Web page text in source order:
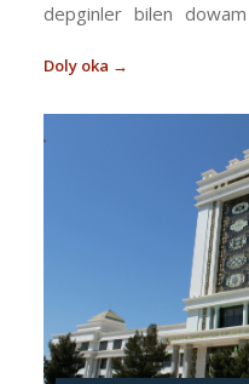
depginler bilen
2019 — 2025-nji
ösdürmegiň
Doly oka →